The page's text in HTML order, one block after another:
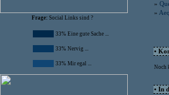
Frage: Social Links sind ?
33% Eine gute Sache ...
33% Nervig ...
33% Mir egal ...
»
»
•
Noch
• In